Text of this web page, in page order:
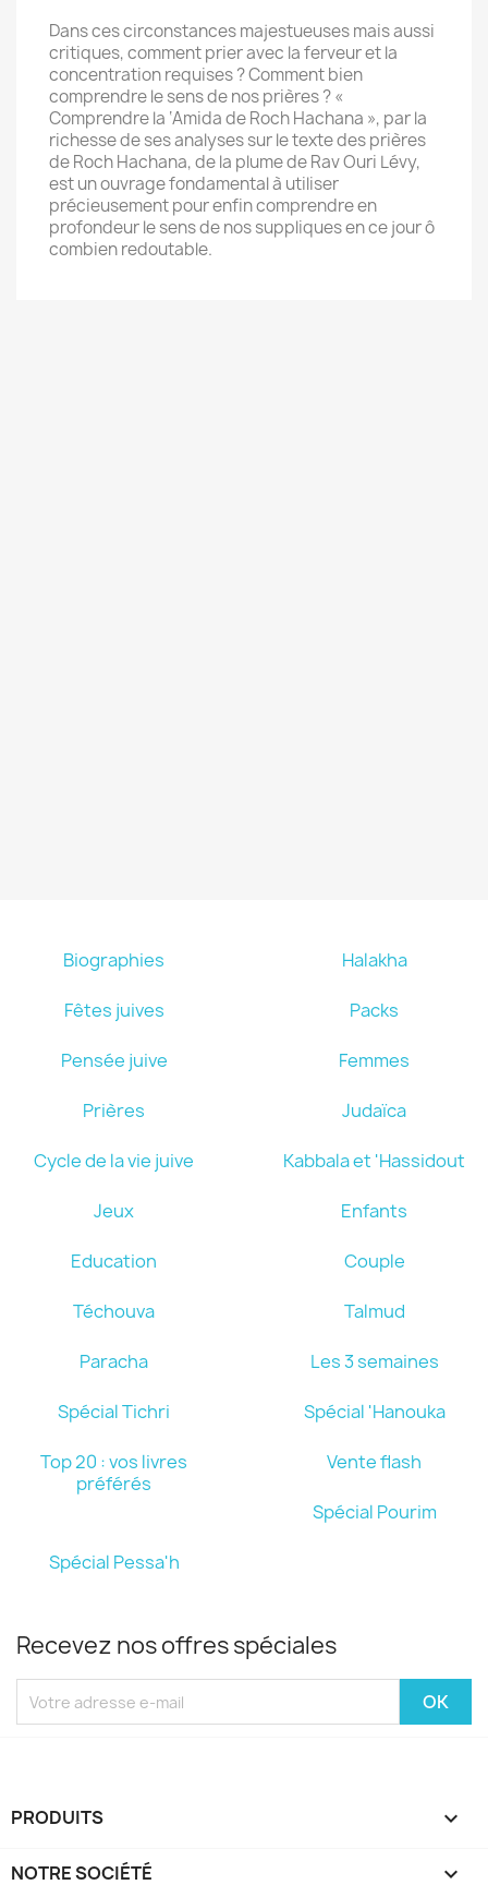
Dans ces circonstances majestueuses mais aussi
critiques, comment prier avec la ferveur et la
concentration requises ? Comment bien
comprendre le sens de nos prières ? «
Comprendre la ‘Amida de Roch Hachana », par la
richesse de ses analyses sur le texte des prières
de Roch Hachana, de la plume de Rav Ouri Lévy,
est un ouvrage fondamental à utiliser
précieusement pour enfin comprendre en
profondeur le sens de nos suppliques en ce jour ô
combien redoutable.
Biographies Halakha
Fêtes juives Packs
Pensée juive Femmes
Prières Judaïca
Cycle de la vie juive Kabbala et 'Hassidout
Jeux Enfants
Education Couple
Téchouva Talmud
Paracha Les 3 semaines
Spécial Tichri Spécial 'Hanouka
Top 20 : vos livres
préférés
Vente flash
Spécial Pourim
Spécial Pessa'h
Recevez nos offres spéciales
PRODUITS 
NOTRE SOCIÉTÉ 